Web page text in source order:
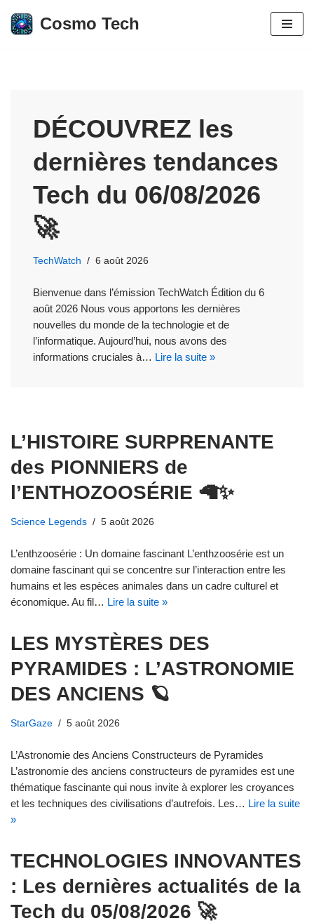
Aller
Cosmo Tech
DÉCOUVREZ les
dernières tendances
Tech du 06/08/2026
🚀
TechWatch 6 août 2026
Bienvenue dans l’émission TechWatch Édition du 6
août 2026 Nous vous apportons les dernières
nouvelles du monde de la technologie et de
l’informatique. Aujourd’hui, nous avons des
informations cruciales à… Lire la suite »
L’HISTOIRE SURPRENANTE
des PIONNIERS de
l’ENTHOZOOSÉRIE 🦙✨
Science Legends 5 août 2026
L’enthzoosérie : Un domaine fascinant L’enthzoosérie est un
domaine fascinant qui se concentre sur l’interaction entre les
humains et les espèces animales dans un cadre culturel et
économique. Au fil… Lire la suite »
LES MYSTÈRES DES
PYRAMIDES : L’ASTRONOMIE
DES ANCIENS 🪐
StarGaze 5 août 2026
L’Astronomie des Anciens Constructeurs de Pyramides
L’astronomie des anciens constructeurs de pyramides est une
thématique fascinante qui nous invite à explorer les croyances
et les techniques des civilisations d’autrefois. Les… Lire la suite
»
TECHNOLOGIES INNOVANTES
: Les dernières actualités de la
Tech du 05/08/2026 🚀